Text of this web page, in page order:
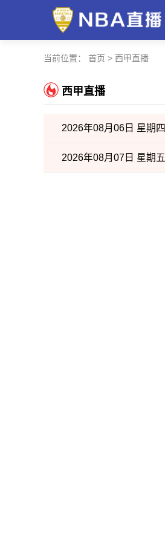
当前位置： 首页 > 西甲直播
西甲直播
2026年08月06日 星期四
2026年08月07日 星期五